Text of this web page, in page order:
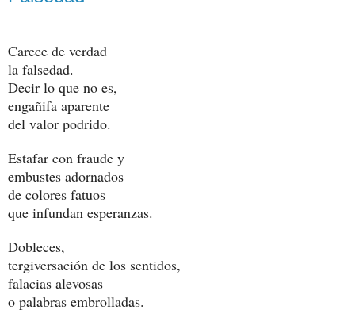
Carece de verdad
la falsedad.
Decir lo que no es,
engañifa aparente
del valor podrido.
Estafar con fraude y
embustes adornados
de colores fatuos
que infundan esperanzas.
Dobleces,
tergiversación de los sentidos,
falacias alevosas
o palabras embrolladas.